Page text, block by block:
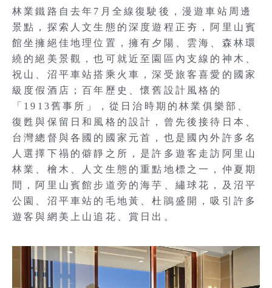
林業鐵路自去年7月全線復駛後，漫遊車站周邊
景點，探索人文生態的深度遊程正夯，阿里山賓
館坐擁絕佳地理位置，擁有夕陽、雲海、森林環
繞的絕美景觀，也可就近至園區內支線的神木、
祝山、沼平車站搭乘火車，深受旅客喜愛的國家
級度假酒店；百年歷史、懷舊設計風格的
「1913舊事所」，從日治時期的林業俱樂部、
復甦與保留日和風格的設計，曾先後接待日本、
台灣總督與各國的國家元首，也是國內外許多名
人選擇下禢的僻靜之所，是許多遊客走訪阿里山
林業、檜木、人文生態的重點地標之一，仲夏期
間，阿里山賓館步道旁的海芋、繡球花，及沼平
公園、沼平車站的毛地黃、杜鵑盛開，吸引許多
遊客與網美上山追花、賞日出。